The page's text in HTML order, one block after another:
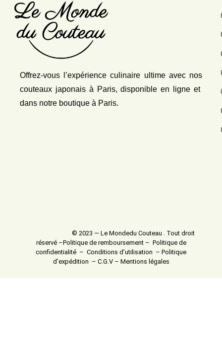
Offrez-vous l’expérience culinaire ultime avec nos
couteaux japonais à Paris, disponible en ligne et
dans notre boutique à Paris.
© 2023 — Le Mondedu Couteau . Tout droit
réservé –Politique de remboursement – Politique de
confidentialité – Conditions d’utilisation – Politique
d’expédition – C.G.V– Mentions légales